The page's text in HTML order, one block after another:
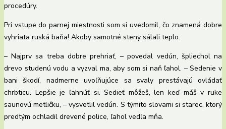
procedúry.
Pri vstupe do parnej miestnosti som si uvedomil, čo znamená dobre
vyhriata ruská baňa! Akoby samotné steny sálali teplo.
– Najprv sa treba dobre prehriať, – povedal vedún, špliechol na
drevo studenú vodu a vyzval ma, aby som si naň ľahol. – Sedenie v
bani škodí, nadmerne uvoľňujúce sa svaly prestávajú ovládať
chrbticu. Lepšie je ľahnúť si. Sedieť môžeš, len keď máš v ruke
saunovú metličku, – vysvetlil vedún. S týmito slovami si starec, ktorý
predtým ochladil drevené police, ľahol vedľa mňa.